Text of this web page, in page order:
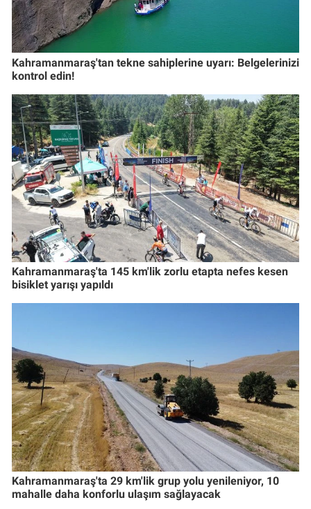
Kahramanmaraş'tan tekne sahiplerine uyarı: Belgelerinizi
kontrol edin!
Kahramanmaraş'ta 145 km'lik zorlu etapta nefes kesen
bisiklet yarışı yapıldı
Kahramanmaraş'ta 29 km'lik grup yolu yenileniyor, 10
mahalle daha konforlu ulaşım sağlayacak